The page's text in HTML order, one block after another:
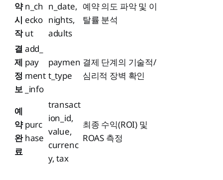
약
시
작
n_ch
ecko
ut
n_date,
nights,
adults
예약 의도 파악 및 이
탈률 분석
결
제
정
보
add_
pay
ment
_info
paymen
t_type
결제 단계의 기술적/
심리적 장벽 확인
예
약
완
료
purc
hase
transact
ion_id,
value,
currenc
y, tax
최종 수익(ROI) 및
ROAS 측정